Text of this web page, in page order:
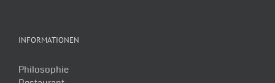
INFORMATIONEN
Philosophie